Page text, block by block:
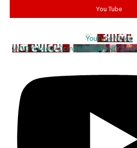
You Tube
YouTube Video